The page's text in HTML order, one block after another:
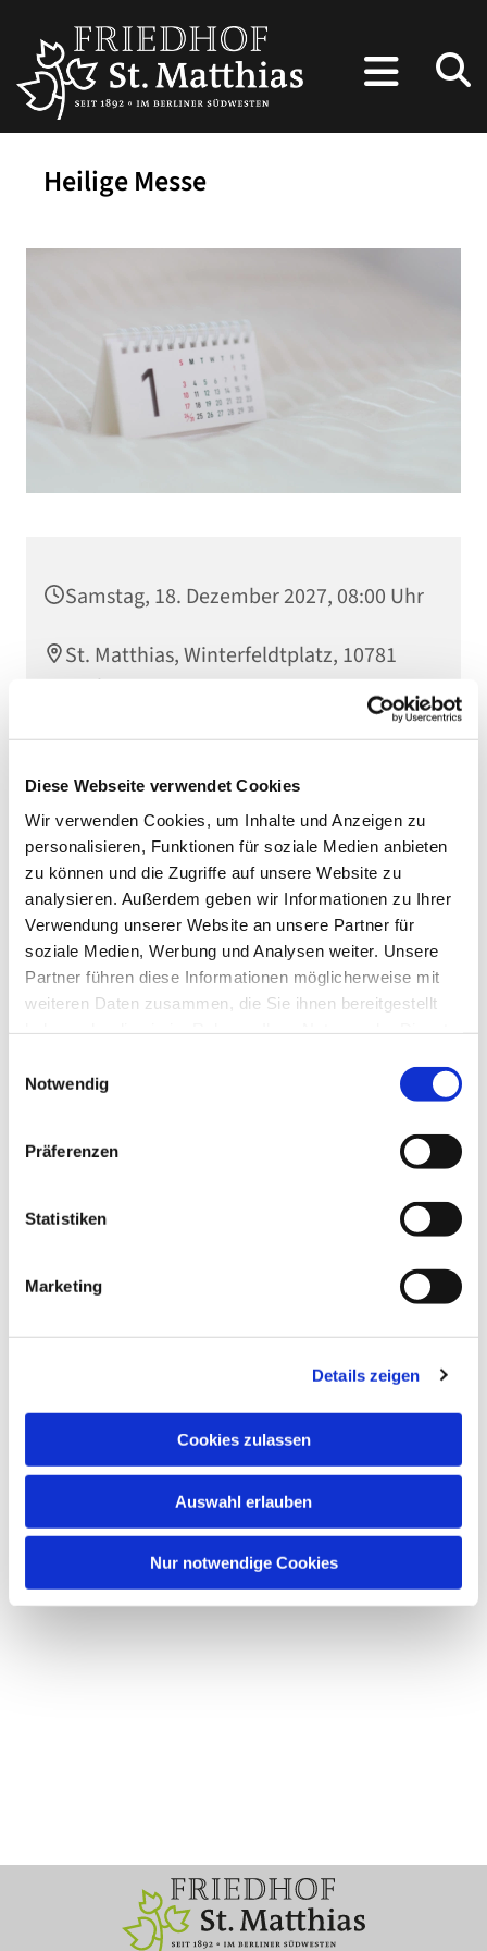
Diese Webseite verwendet Cookies
Wir verwenden Cookies, um Inhalte und Anzeigen zu
personalisieren, Funktionen für soziale Medien anbieten
zu können und die Zugriffe auf unsere Website zu
analysieren. Außerdem geben wir Informationen zu Ihrer
Verwendung unserer Website an unsere Partner für
soziale Medien, Werbung und Analysen weiter. Unsere
Partner führen diese Informationen möglicherweise mit
weiteren Daten zusammen, die Sie ihnen bereitgestellt
Notwendig
Präferenzen
Statistiken
Marketing
Details zeigen
Cookies zulassen
Auswahl erlauben
Nur notwendige Cookies
Heilige Messe
Samstag, 18. Dezember 2027, 08:00 Uhr
St. Matthias, Winterfeldtplatz, 10781
Berlin